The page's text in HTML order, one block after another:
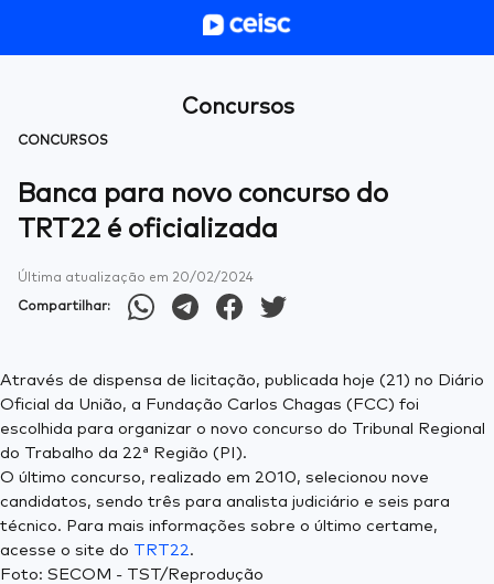
Concursos
CONCURSOS
Banca para novo concurso do
TRT22 é oficializada
Última atualização em 20/02/2024
Compartilhar:
Através de dispensa de licitação, publicada hoje (21) no Diário
Oficial da União, a Fundação Carlos Chagas (FCC) foi
escolhida para organizar o novo concurso do Tribunal Regional
do Trabalho da 22ª Região (PI).
O último concurso, realizado em 2010, selecionou nove
candidatos, sendo três para analista judiciário e seis para
técnico. Para mais informações sobre o último certame,
acesse o site do TRT22.
Foto: SECOM - TST/Reprodução